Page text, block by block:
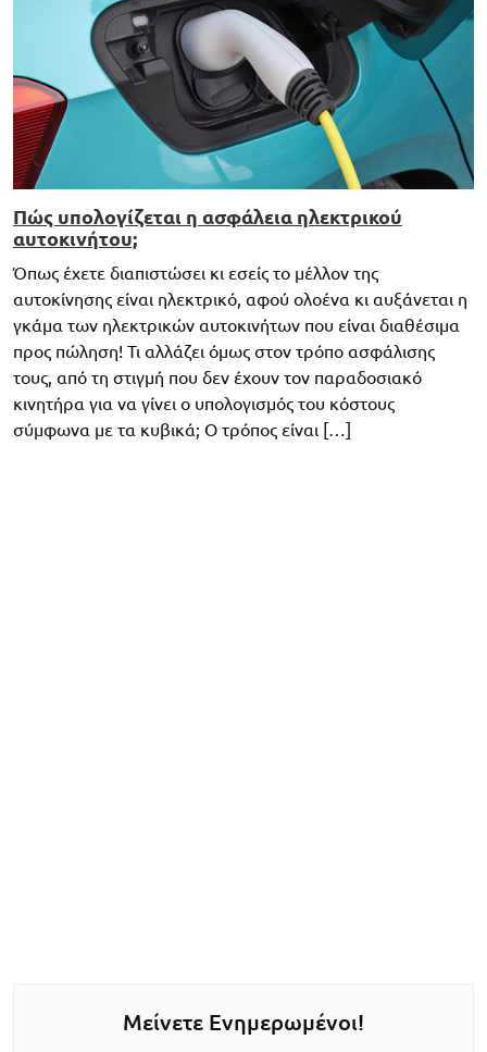
Πώς υπολογίζεται η ασφάλεια ηλεκτρικού
αυτοκινήτου;
Όπως έχετε διαπιστώσει κι εσείς το μέλλον της
αυτοκίνησης είναι ηλεκτρικό, αφού ολοένα κι αυξάνεται η
γκάμα των ηλεκτρικών αυτοκινήτων που είναι διαθέσιμα
προς πώληση! Τι αλλάζει όμως στον τρόπο ασφάλισης
τους, από τη στιγμή που δεν έχουν τον παραδοσιακό
κινητήρα για να γίνει ο υπολογισμός του κόστους
σύμφωνα με τα κυβικά; Ο τρόπος είναι […]
Μείνετε Ενημερωμένοι!